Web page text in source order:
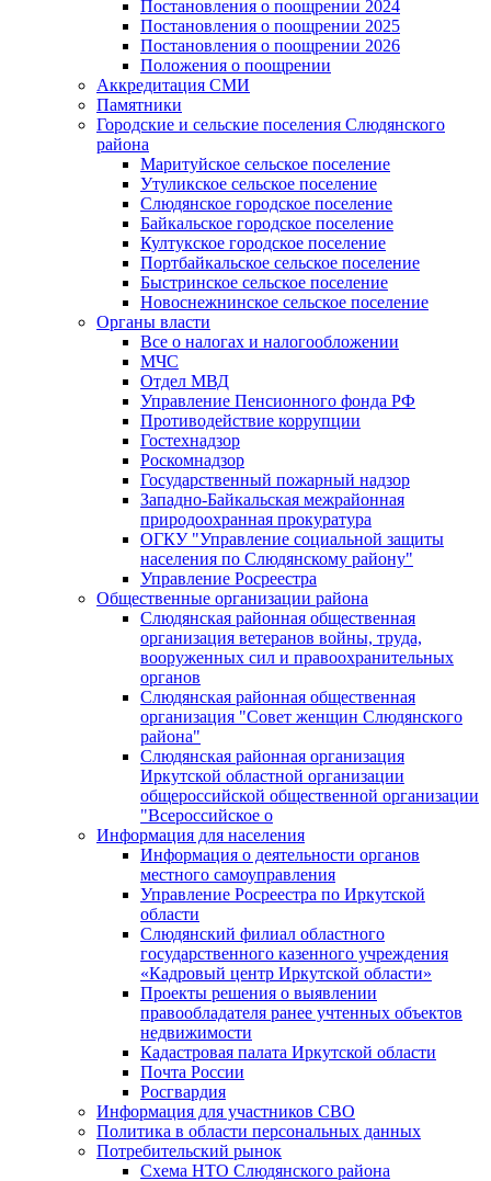
Постановления о поощрении 2024
Постановления о поощрении 2025
Постановления о поощрении 2026
Положения о поощрении
Аккредитация СМИ
Памятники
Городские и сельские поселения Слюдянского
района
Маритуйское сельское поселение
Утуликское сельское поселение
Слюдянское городское поселение
Байкальское городское поселение
Култукское городское поселение
Портбайкальское сельское поселение
Быстринское сельское поселение
Новоснежнинское сельское поселение
Органы власти
Все о налогах и налогообложении
МЧС
Отдел МВД
Управление Пенсионного фонда РФ
Противодействие коррупции
Гостехнадзор
Роскомнадзор
Государственный пожарный надзор
Западно-Байкальская межрайонная
природоохранная прокуратура
ОГКУ "Управление социальной защиты
населения по Слюдянскому району"
Управление Росреестра
Общественные организации района
Слюдянская районная общественная
организация ветеранов войны, труда,
вооруженных сил и правоохранительных
органов
Слюдянская районная общественная
организация "Совет женщин Слюдянского
района"
Слюдянская районная организация
Иркутской областной организации
общероссийской общественной организации
"Всероссийское о
Информация для населения
Информация о деятельности органов
местного самоуправления
Управление Росреестра по Иркутской
области
Слюдянский филиал областного
государственного казенного учреждения
«Кадровый центр Иркутской области»
Проекты решения о выявлении
правообладателя ранее учтенных объектов
недвижимости
Кадастровая палата Иркутской области
Почта России
Росгвардия
Информация для участников СВО
Политика в области персональных данных
Потребительский рынок
Схема НТО Слюдянского района